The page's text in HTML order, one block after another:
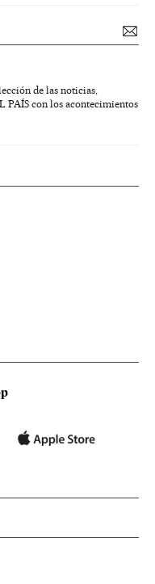
de las noticias,
PAÍS con los acontecimientos